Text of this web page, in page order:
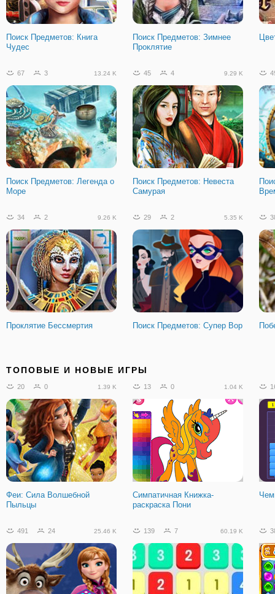
Поиск Предметов: Книга
Чудес
Поиск Предметов: Зимнее
Проклятие
67 3 13.24 K
Поиск Предметов: Легенда о
Море
45 4 9.29 K
Поиск Предметов: Невеста
Самурая
34 2 9.26 K
Проклятие Бессмертия
29 2 5.35 K
Поиск Предметов: Супер Вор
Поиск Предметов: Загадки
Джунглей
Барби: Поиски Сокровищ и
Щенков
9
ТОПОВЫЕ И НОВЫЕ ИГРЫ
20 0 1.39 K
Феи: Сила Волшебной
Пыльцы
13 0 1.04 K
Симпатичная Книжка-
раскраска Пони
491 24 25.46 K 139 7 60.19 K